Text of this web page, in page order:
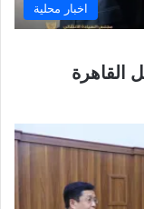
اخبار محلية
القاهرة